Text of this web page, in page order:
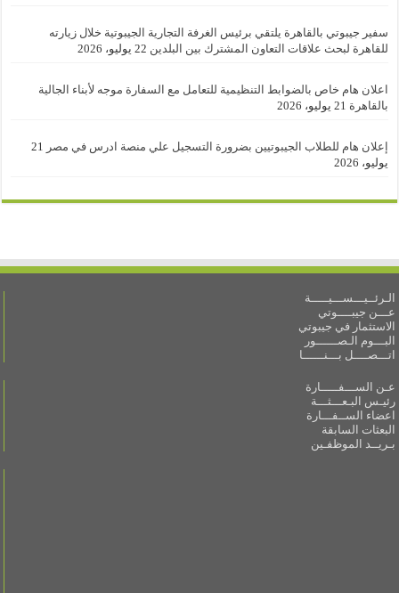
سفير جيبوتي بالقاهرة يلتقي برئيس الغرفة التجارية الجيبوتية خلال زيارته
للقاهرة لبحث علاقات التعاون المشترك بين البلدين 22 يوليو، 2026
اعلان هام خاص بالضوابط التنظيمية للتعامل مع السفارة موجه لأبناء الجالية
بالقاهرة 21 يوليو، 2026
إعلان هام للطلاب الجيبوتيين بضرورة التسجيل علي منصة ادرس في مصر 21
يوليو، 2026
الـرئــيـــســـيـــــة
عـــن جيبــــوتي
الاستثمار في جيبوتي
البـــوم الـصــــــور
اتـــصــــل بـــنــــــا
عـن الســـفـــــارة
رئيـس البـعـــثـــة
اعضاء الســفـــارة
البعثات السابقة
بـريــد الموظفـين